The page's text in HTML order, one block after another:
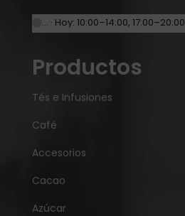
… · Hoy: 10:00–14:00, 17:00–20:00
Productos
Tés e Infusiones
Café
Accesorios
Cacao
Azúcar